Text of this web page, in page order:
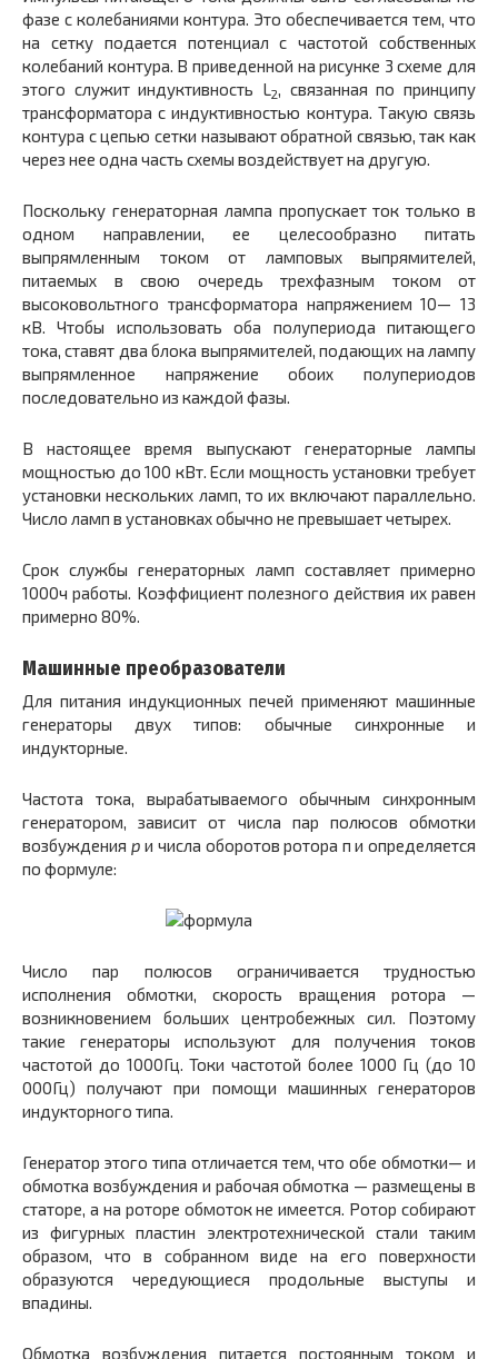
фазе с колебаниями контура. Это обеспечивается тем, что
на сетку подается потенциал с частотой собственных
колебаний контура. В приведенной на рисунке 3 схеме для
этого служит индуктивность L2, связанная по принципу
трансформатора с индуктивностью контура. Такую связь
контура с цепью сетки называют обратной связью, так как
через нее одна часть схемы воздействует на другую.
Поскольку генераторная лампа пропускает ток только в
одном направлении, ее целесообразно питать
выпрямленным током от ламповых выпрямителей,
питаемых в свою очередь трехфазным током от
высоковольтного трансформатора напряжением 10— 13
кВ. Чтобы использовать оба полупериода питающего
тока, ставят два блока выпрямителей, подающих на лампу
выпрямленное напряжение обоих полупериодов
последовательно из каждой фазы.
В настоящее время выпускают генераторные лампы
мощностью до 100 кВт. Если мощность установки требует
установки нескольких ламп, то их включают параллельно.
Число ламп в установках обычно не превышает четырех.
Срок службы генераторных ламп составляет примерно
1000ч работы. Коэффициент полезного действия их равен
примерно 80%.
Машинные преобразователи
Для питания индукционных печей применяют машинные
генераторы двух типов: обычные синхронные и
индукторные.
Частота тока, вырабатываемого обычным синхронным
генератором, зависит от числа пар полюсов обмотки
возбуждения р и числа оборотов ротора п и определяется
по формуле:
Число пар полюсов ограничивается трудностью
исполнения обмотки, скорость вращения ротора —
возникновением больших центробежных сил. Поэтому
такие генераторы используют для получения токов
частотой до 1000Гц. Токи частотой более 1000 Гц (до 10
000Гц) получают при помощи машинных генераторов
индукторного типа.
Генератор этого типа отличается тем, что обе обмотки— и
обмотка возбуждения и рабочая обмотка — размещены в
статоре, а на роторе обмоток не имеется. Ротор собирают
из фигурных пластин электротехнической стали таким
образом, что в собранном виде на его поверхности
образуются чередующиеся продольные выступы и
впадины.
Обмотка возбуждения питается постоянным током и